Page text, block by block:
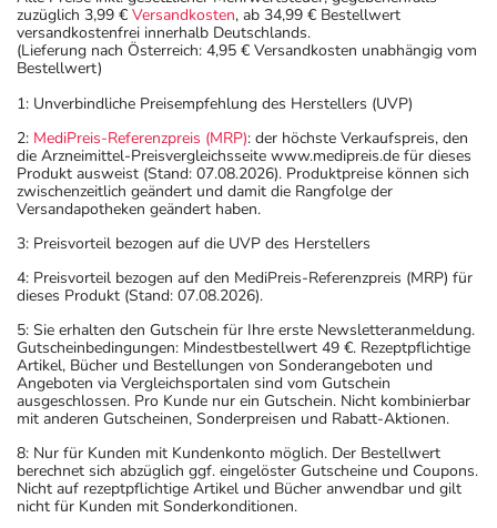
gewissenhafte Dosierung. Im Zweifelsfalle fragen Sie
Ihren Arzt oder Apotheker nach etwaigen Auswirkungen
oder Vorsichtsmaßnahmen.
Angaben der Packungsbeilage abweichen. Da der Arzt sie
individuell abstimmt, sollten Sie das Arzneimittel daher
nach seinen Anweisungen anwenden.
Aufbewahrung
Aufbewahrung
Das Arzneimittel muss
- vor Hitze geschützt
- vor Feuchtigkeit geschützt (z.B. im fest verschlossenen
Behältnis)
aufbewahrt werden.
Wichtige Hinweise
zuzüglich 3,99 € Versandkosten, ab 34,99 € Bestellwert
versandkostenfrei innerhalb Deutschlands.
(Lieferung nach Österreich: 4,95 € Versandkosten unabhängig vom
Bestellwert)
1: Unverbindliche Preisempfehlung des Herstellers (UVP)
2: MediPreis-Referenzpreis (MRP): der höchste Verkaufspreis, den
die Arzneimittel-Preisvergleichsseite www.medipreis.de für dieses
Produkt ausweist (Stand: 07.08.2026). Produktpreise können sich
zwischenzeitlich geändert und damit die Rangfolge der
Versandapotheken geändert haben.
3: Preisvorteil bezogen auf die UVP des Herstellers
4: Preisvorteil bezogen auf den MediPreis-Referenzpreis (MRP) für
dieses Produkt (Stand: 07.08.2026).
5: Sie erhalten den Gutschein für Ihre erste Newsletteranmeldung.
Gutscheinbedingungen: Mindestbestellwert 49 €. Rezeptpflichtige
Artikel, Bücher und Bestellungen von Sonderangeboten und
Angeboten via Vergleichsportalen sind vom Gutschein
ausgeschlossen. Pro Kunde nur ein Gutschein. Nicht kombinierbar
mit anderen Gutscheinen, Sonderpreisen und Rabatt-Aktionen.
8: Nur für Kunden mit Kundenkonto möglich. Der Bestellwert
berechnet sich abzüglich ggf. eingelöster Gutscheine und Coupons.
Nicht auf rezeptpflichtige Artikel und Bücher anwendbar und gilt
nicht für Kunden mit Sonderkonditionen.